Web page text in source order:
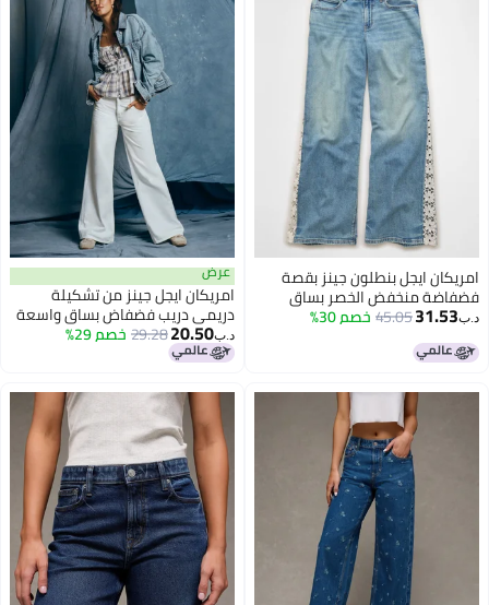
امريكان ايجل بنطلون جينز بقصة
فضفاضة منخفض الخصر بساق
فضفاضة وبقماش مطاطي انسيابي
د.ب‏31.53
45.05خصم 30%
عرض
امريكان ايجل جينز من تشكيلة
دريمي دريب فضفاض بساق واسعة
بخصر منخفض من نسيج مطاطي
متين
د.ب‏20.50
29.28خصم 29%